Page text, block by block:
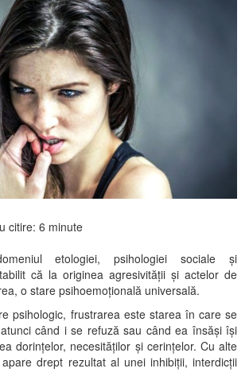
citire: 6 minute
etologiei, psihologiei sociale și
că la originea agresivității și actelor de
o stare psihoemoțională universală.
psihologic, frustrarea este starea în care se
când i se refuză sau când ea însăși își
dorințelor, necesităților și cerințelor. Cu alte
drept rezultat al unei inhibiții, interdicții